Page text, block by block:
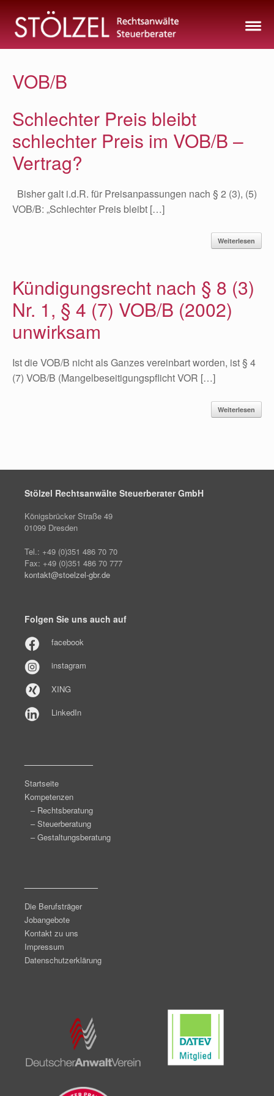
Inhalt
springen
VOB/B
Schlechter Preis bleibt
schlechter Preis im VOB/B –
Vertrag?
Bisher galt i.d.R. für Preisanpassungen nach § 2 (3), (5)
VOB/B: „Schlechter Preis bleibt […]
Weiterlesen
Kündigungsrecht nach § 8 (3)
Nr. 1, § 4 (7) VOB/B (2002)
unwirksam
Ist die VOB/B nicht als Ganzes vereinbart worden, ist § 4
(7) VOB/B (Mangelbeseitigungspflicht VOR […]
Weiterlesen
Stölzel Rechtsanwälte Steuerberater GmbH
Königsbrücker Straße 49
01099 Dresden
Tel.: +49 (0)351 486 70 70
Fax: +49 (0)351 486 70 777
kontakt@stoelzel-gbr.de
Folgen Sie uns auch auf
facebook
instagram
XING
LinkedIn
Startseite
Kompetenzen
– Rechtsberatung
– Steuerberatung
– Gestaltungsberatung
Die Berufsträger
Jobangebote
Kontakt zu uns
Impressum
Datenschutzerklärung